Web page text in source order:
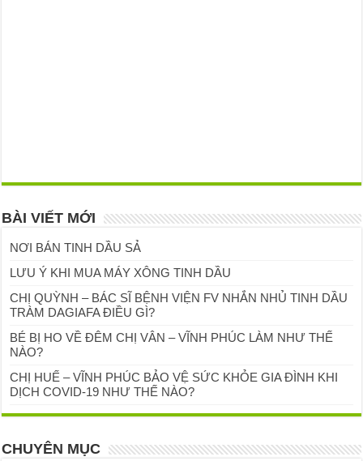
BÀI VIẾT MỚI
NƠI BÁN TINH DẦU SẢ
LƯU Ý KHI MUA MÁY XÔNG TINH DẦU
CHỊ QUỲNH – BÁC SĨ BỆNH VIỆN FV NHẮN NHỦ TINH DẦU
TRÀM DAGIAFA ĐIỀU GÌ?
BÉ BỊ HO VỀ ĐÊM CHỊ VÂN – VĨNH PHÚC LÀM NHƯ THẾ
NÀO?
CHỊ HUẾ – VĨNH PHÚC BẢO VỆ SỨC KHỎE GIA ĐÌNH KHI
DỊCH COVID-19 NHƯ THẾ NÀO?
CHUYÊN MỤC